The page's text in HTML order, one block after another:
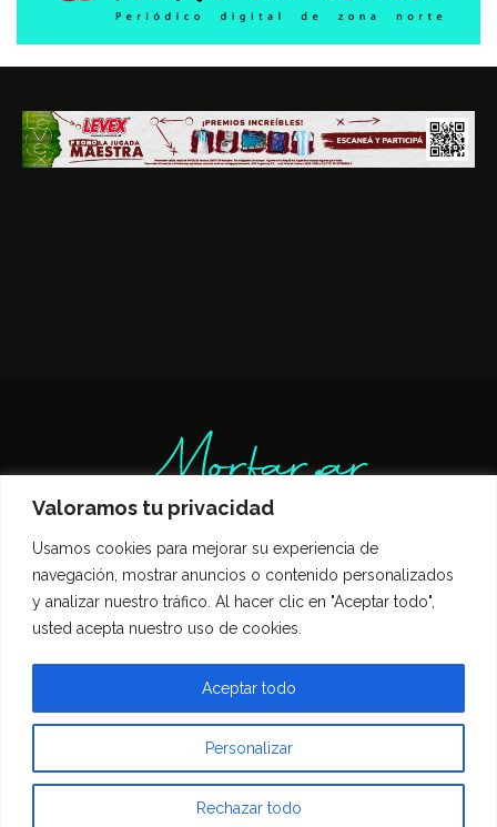
Valoramos tu privacidad
Usamos cookies para mejorar su experiencia de
navegación, mostrar anuncios o contenido personalizados
y analizar nuestro tráfico. Al hacer clic en "Aceptar todo",
usted acepta nuestro uso de cookies.
Personalizar
Rechazar todo
Aceptar todo
Inicio Entrevistas
Guía Gastronómica
Contacto